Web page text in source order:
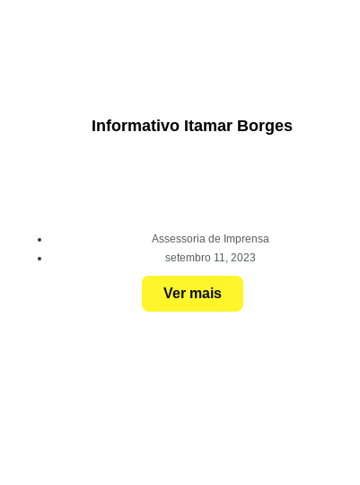
Informativo Itamar Borges
Assessoria de Imprensa
setembro 11, 2023
Ver mais